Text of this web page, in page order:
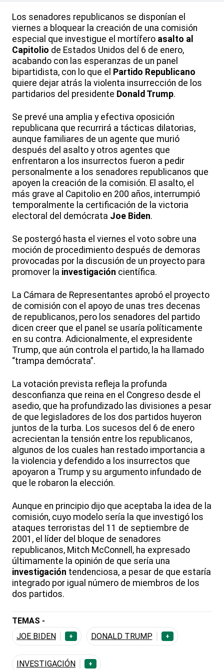
Los senadores republicanos se disponían el
viernes a bloquear la creación de una comisión
especial que investigue el mortífero asalto al
Capitolio de Estados Unidos del 6 de enero,
acabando con las esperanzas de un panel
bipartidista, con lo que el Partido Republicano
quiere dejar atrás la violenta insurrección de los
partidarios del presidente Donald Trump.
Se prevé una amplia y efectiva oposición
republicana que recurrirá a tácticas dilatorias,
aunque familiares de un agente que murió
después del asalto y otros agentes que
enfrentaron a los insurrectos fueron a pedir
personalmente a los senadores republicanos que
apoyen la creación de la comisión. El asalto, el
más grave al Capitolio en 200 años, interrumpió
temporalmente la certificación de la victoria
electoral del demócrata Joe Biden.
Se postergó hasta el viernes el voto sobre una
moción de procedimiento después de demoras
provocadas por la discusión de un proyecto para
promover la investigación científica.
La Cámara de Representantes aprobó el proyecto
de comisión con el apoyo de unas tres decenas
de republicanos, pero los senadores del partido
dicen creer que el panel se usaría políticamente
en su contra. Adicionalmente, el expresidente
Trump, que aún controla el partido, la ha llamado
“trampa demócrata”.
La votación prevista refleja la profunda
desconfianza que reina en el Congreso desde el
asedio, que ha profundizado las divisiones a pesar
de que legisladores de los dos partidos huyeron
juntos de la turba. Los sucesos del 6 de enero
acrecientan la tensión entre los republicanos,
algunos de los cuales han restado importancia a
la violencia y defendido a los insurrectos que
apoyaron a Trump y su argumento infundado de
que le robaron la elección.
Aunque en principio dijo que aceptaba la idea de la
comisión, cuyo modelo sería la que investigó los
ataques terroristas del 11 de septiembre de
2001, el líder del bloque de senadores
republicanos, Mitch McConnell, ha expresado
últimamente la opinión de que sería una
investigación tendenciosa, a pesar de que estaría
integrado por igual número de miembros de los
dos partidos.
TEMAS -
JOE BIDEN
+ DONALD TRUMP +
INVESTIGACIÓN +